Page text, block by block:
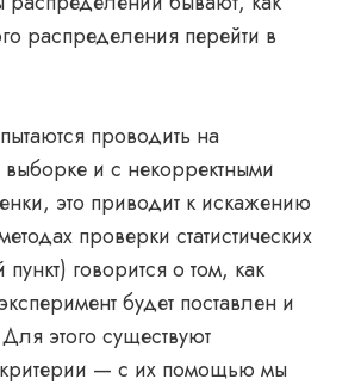
распределения перейти в
проводить на
и с некорректными
это приводит к искажению
проверки статистических
пункт) говорится о том, как
будет поставлен и
этого существуют
критерии — с их помощью мы